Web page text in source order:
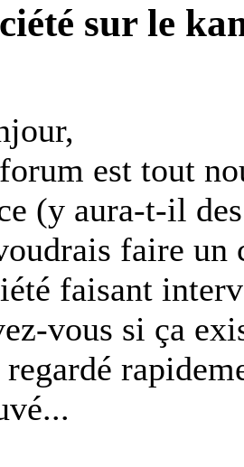
sur le
est tout
(y aura-t-il
faire un
faisant
vous si ça
regardé